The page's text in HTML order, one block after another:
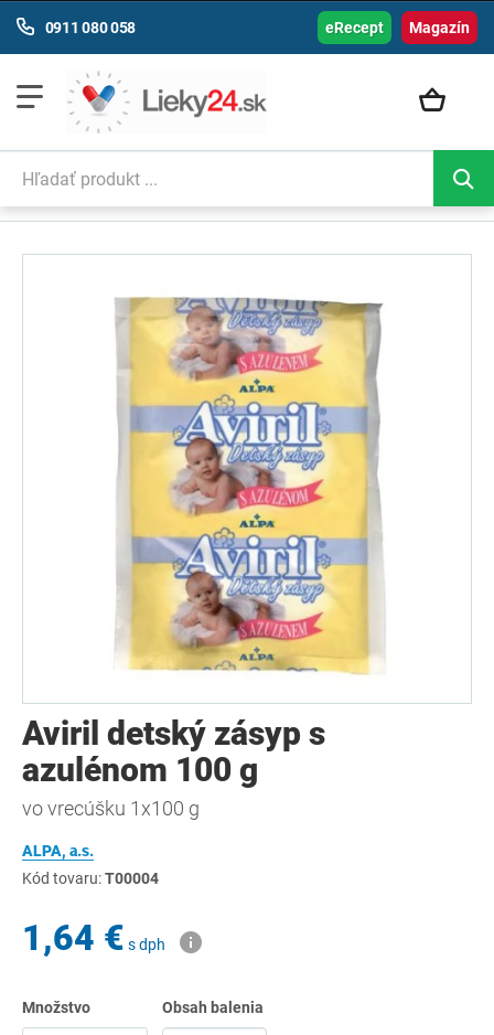
Magazín
0911 080 058 eRecept
Aviril detský zásyp s
azulénom 100 g
vo vrecúšku 1x100 g
ALPA, a.s.
Kód tovaru:T00004
1,64 € s dph
Množstvo Obsah balenia